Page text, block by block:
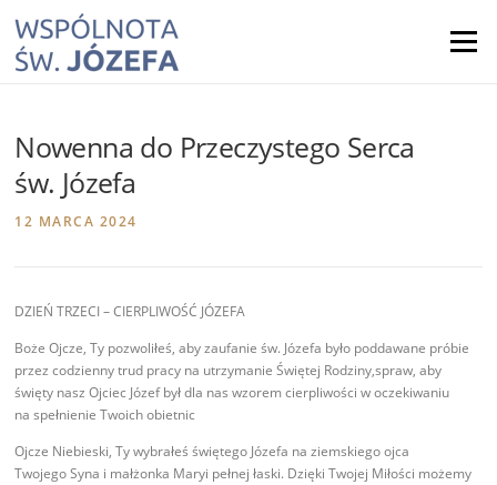
content
Menu
Nowenna do Przeczystego Serca
św. Józefa
12 MARCA 2024
DZIEŃ TRZECI – CIERPLIWOŚĆ JÓZEFA
Boże Ojcze, Ty pozwoliłeś, aby zaufanie św. Józefa było poddawane próbie
przez codzienny trud pracy na utrzymanie Świętej Rodziny,spraw, aby
święty nasz Ojciec Józef był dla nas wzorem cierpliwości w oczekiwaniu
na spełnienie Twoich obietnic
Ojcze Niebieski, Ty wybrałeś świętego Józefa na ziemskiego ojca
Twojego Syna i małżonka Maryi pełnej łaski. Dzięki Twojej Miłości możemy